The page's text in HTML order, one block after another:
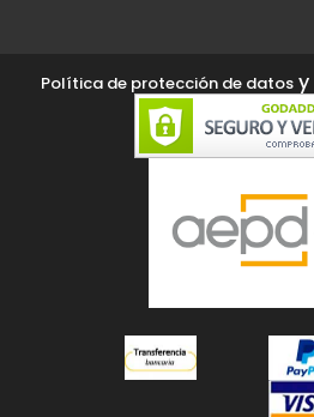
Política de protección de datos y